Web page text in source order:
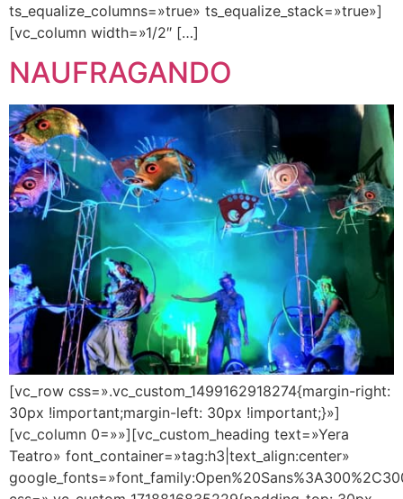
ts_equalize_columns=»true» ts_equalize_stack=»true»]
[vc_column width=»1/2″ […]
NAUFRAGANDO
[vc_row css=».vc_custom_1499162918274{margin-right:
30px !important;margin-left: 30px !important;}»]
[vc_column 0=»»][vc_custom_heading text=»Yera
Teatro» font_container=»tag:h3|text_align:center»